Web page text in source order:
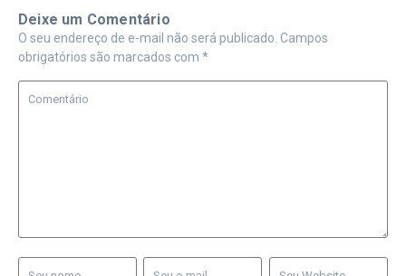
Deixe um Comentário
O seu endereço de e-mail não será publicado. Campos
obrigatórios são marcados com *